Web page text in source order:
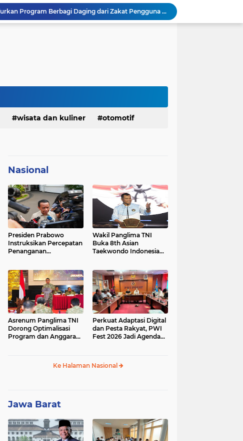
Lembaga Pengembangan Tilawatil Quran Apresiasi Keputusan Pemprov Jabar Selenggarakan Langsung MTQ Jabar
Wakil Panglima TNI Buka 8th Asian Taekwondo Indonesia Open Championship 2026
Presiden Prabowo Instruksikan Percepatan Penanganan Pemadaman Listrik & Jaga Stabilitas Harga BBM
wisata dan kuliner otomotif
Nasional
Presiden Prabowo
Instruksikan Percepatan
Penanganan
BBM
Wakil Panglima TNI
Buka 8th Asian
Taekwondo Indonesia
Asrenum Panglima TNI
Dorong Optimalisasi
Program dan Anggaran
Perkuat Adaptasi Digital
dan Pesta Rakyat, PWI
Fest 2026 Jadi Agenda
Ke Halaman Nasional
Jawa Barat